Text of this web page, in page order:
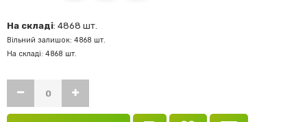
На складі: 4868 шт.
Вільний залишок: 4868 шт.
На складі: 4868 шт.